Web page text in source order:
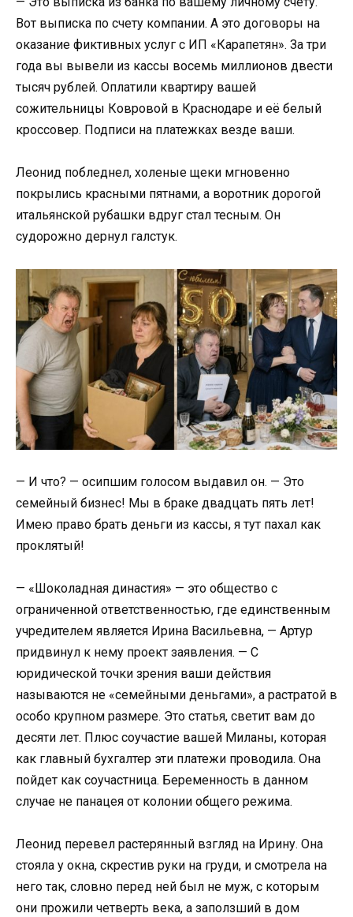
Вот выписка по счету компании. А это договоры на
оказание фиктивных услуг с ИП «Карапетян». За три
года вы вывели из кассы восемь миллионов двести
тысяч рублей. Оплатили квартиру вашей
сожительницы Ковровой в Краснодаре и её белый
кроссовер. Подписи на платежках везде ваши.
Леонид побледнел, холеные щеки мгновенно
покрылись красными пятнами, а воротник дорогой
итальянской рубашки вдруг стал тесным. Он
судорожно дернул галстук.
— И что? — осипшим голосом выдавил он. — Это
семейный бизнес! Мы в браке двадцать пять лет!
Имею право брать деньги из кассы, я тут пахал как
проклятый!
— «Шоколадная династия» — это общество с
ограниченной ответственностью, где единственным
учредителем является Ирина Васильевна, — Артур
придвинул к нему проект заявления. — С
юридической точки зрения ваши действия
называются не «семейными деньгами», а растратой в
особо крупном размере. Это статья, светит вам до
десяти лет. Плюс соучастие вашей Миланы, которая
как главный бухгалтер эти платежи проводила. Она
пойдет как соучастница. Беременность в данном
случае не панацея от колонии общего режима.
Леонид перевел растерянный взгляд на Ирину. Она
стояла у окна, скрестив руки на груди, и смотрела на
него так, словно перед ней был не муж, с которым
они прожили четверть века, а заползший в дом